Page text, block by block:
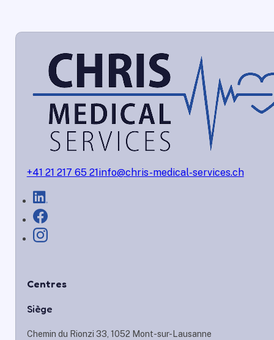
+41 21 217 65 21info@chris-medical-services.ch
Centres
Siège
Chemin du Rionzi 33, 1052 Mont-sur-Lausanne